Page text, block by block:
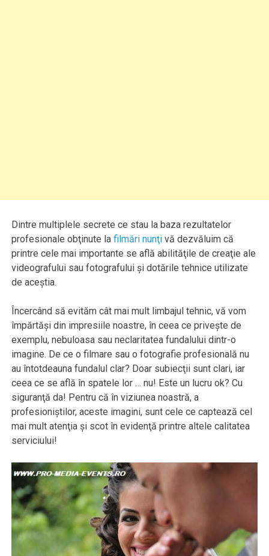
Dintre multiplele secrete ce stau la baza rezultatelor
profesionale obţinute lafilmări nunţi vă dezvăluim că
printre cele mai importante se află abilităţile de creaţie ale
videografului sau fotografului şi dotările tehnice utilizate
de aceştia.
Încercând să evităm cât mai mult limbajul tehnic, vă vom
împărtăşi din impresiile noastre, în ceea ce priveşte de
exemplu, nebuloasa sau neclaritatea fundalului dintr-o
imagine. De ce o filmare sau o fotografie profesională nu
au întotdeauna fundalul clar? Doar subiecţii sunt clari, iar
ceea ce se află în spatele lor … nu! Este un lucru ok? Cu
siguranţă da! Pentru că în viziunea noastră, a
profesioniştilor, aceste imagini, sunt cele ce captează cel
mai mult atenţia şi scot în evidenţă printre altele calitatea
serviciului!